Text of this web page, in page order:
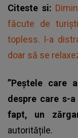
Citeste si:
făcute de
topless. I-a
doar să se
”Peștele care
despre care s-
fapt, un
autoritățile.